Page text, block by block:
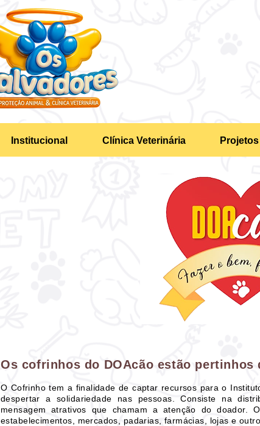
Institucional Clínica Veterinária Projetos
Os cofrinhos do DOAcão estão pertinhos
O Cofrinho tem a finalidade de captar recursos para o
despertar a solidariedade nas pessoas. Consiste na
mensagem atrativos que chamam a atenção do doador.
estabelecimentos, mercados, padarias, farmácias, lojas e